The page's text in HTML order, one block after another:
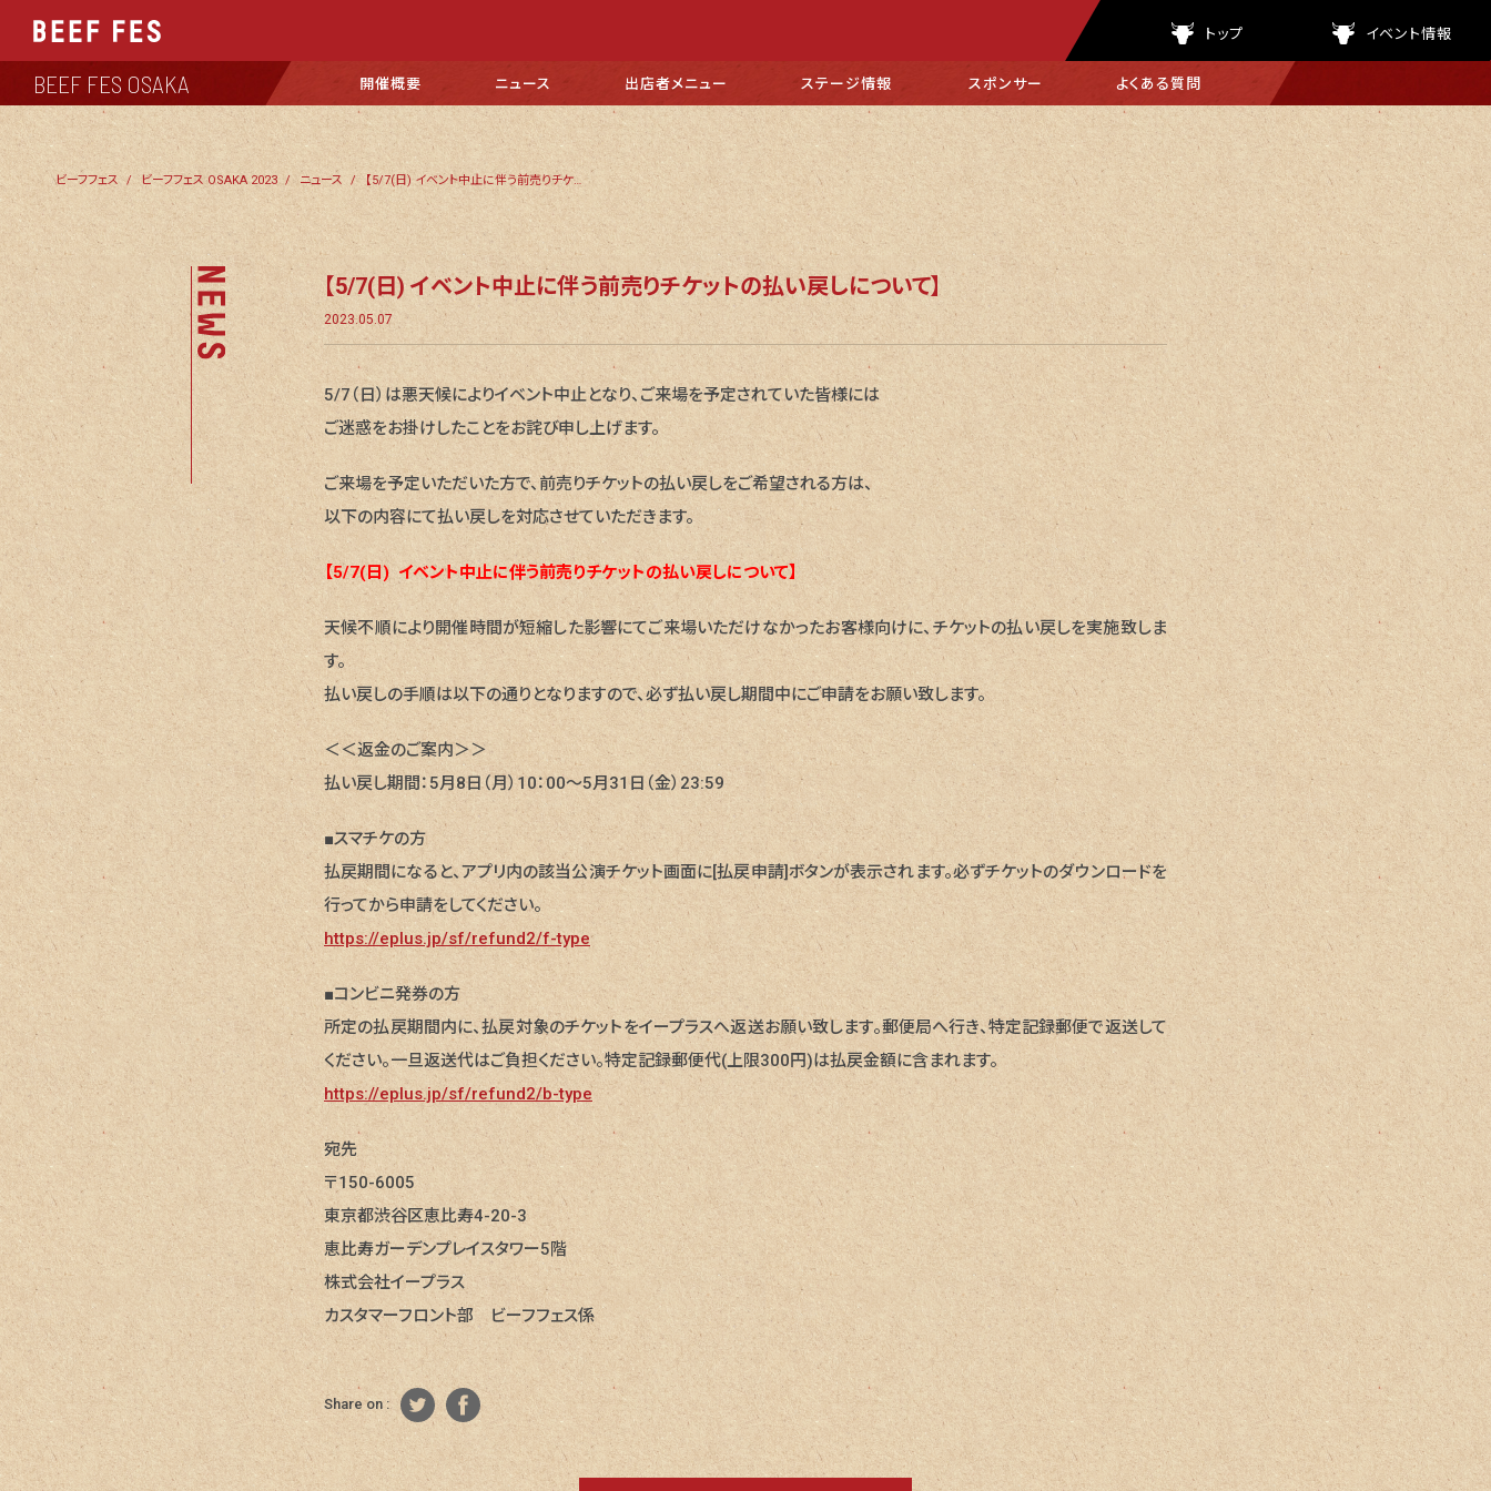
トップ イベント情報
BEEF FES OSAKA 開催概要 ニュース 出店者メニュー ステージ情報 スポンサー よくある質問
ビーフフェス ビーフフェス OSAKA 2023 ニュース 【5/7(日) イベント中止に伴う前売りチケットの払い戻しについて】
【5/7(日) イベント中止に伴う前売りチケットの払い戻しについて】
2023.05.07
5/7（日）は悪天候によりイベント中止となり、ご来場を予定されていた皆様には
ご迷惑をお掛けしたことをお詫び申し上げます。
ご来場を予定いただいた方で、前売りチケットの払い戻しをご希望される方は、
以下の内容にて払い戻しを対応させていただきます。
【5/7(日) イベント中止に伴う前売りチケットの払い戻しについて】
天候不順により開催時間が短縮した影響にてご来場いただけなかったお客様向けに、チケットの払い戻しを実施致しま
す。
払い戻しの手順は以下の通りとなりますので、必ず払い戻し期間中にご申請をお願い致します。
＜＜返金のご案内＞＞
払い戻し期間：5月8日（月）10：00〜5月31日（金）23:59
■スマチケの方
払戻期間になると、アプリ内の該当公演チケット画面に[払戻申請]ボタンが表示されます。必ずチケットのダウンロードを
行ってから申請をしてください。
https://eplus.jp/sf/refund2/f-type
■コンビニ発券の方
所定の払戻期間内に、払戻対象のチケットをイープラスへ返送お願い致します。郵便局へ行き、特定記録郵便で返送して
ください。一旦返送代はご負担ください。特定記録郵便代(上限300円)は払戻金額に含まれます。
https://eplus.jp/sf/refund2/b-type
宛先
〒150-6005
東京都渋谷区恵比寿4-20-3
恵比寿ガーデンプレイスタワー5階
株式会社イープラス
カスタマーフロント部 ビーフフェス係
Share on :